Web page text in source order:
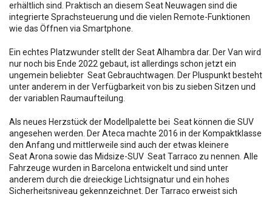
erhältlich sind. Praktisch an diesem Seat Neuwagen sind die
integrierte Sprachsteuerung und die vielen Remote-Funktionen
wie das Öffnen via Smartphone.
Ein echtes Platzwunder stellt der Seat Alhambra dar. Der Van wird
nur noch bis Ende 2022 gebaut, ist allerdings schon jetzt ein
ungemein beliebter Seat Gebrauchtwagen. Der Pluspunkt besteht
unter anderem in der Verfügbarkeit von bis zu sieben Sitzen und
der variablen Raumaufteilung.
Als neues Herzstück der Modellpalette bei Seat können die SUV
angesehen werden. Der Ateca machte 2016 in der Kompaktklasse
den Anfang und mittlerweile sind auch der etwas kleinere
Seat Arona sowie das Midsize-SUV Seat Tarraco zu nennen. Alle
Fahrzeuge wurden in Barcelona entwickelt und sind unter
anderem durch die dreieckige Lichtsignatur und ein hohes
Sicherheitsniveau gekennzeichnet. Der Tarraco erweist sich